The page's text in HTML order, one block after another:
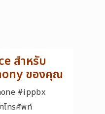
สำหรับ
ของคุณ
#ippbx
โทรศัพท์